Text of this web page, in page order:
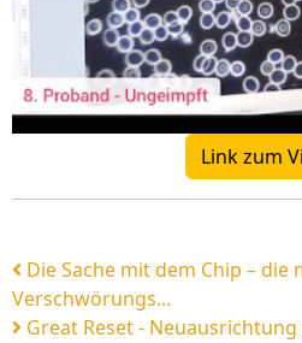
Link zum
Die Sache mit dem Chip – die
Verschwörungs...
Great Reset - Neuausrichtung